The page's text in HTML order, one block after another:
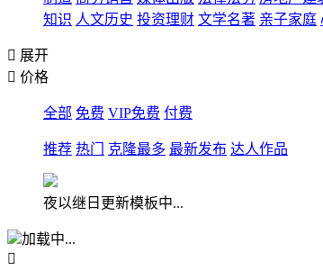
知识 人文历史 投资理财 文学名著 亲子家庭
 展开
 价格
全部 免费 VIP免费 付费
推荐 热门 克隆最多 最新发布 达人作品
夜以继日更新模板中...
加载中...
